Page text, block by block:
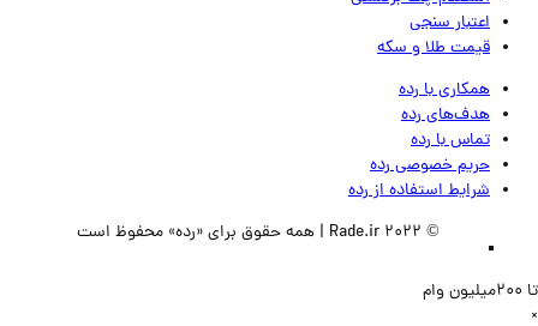
اعتبار سنجی
قیمت طلا و سکه
همکاری با رده
هدف‌های رده
تماس‌ با‌ رده
حریم خصوصی رده
شرایط استفاده از رده